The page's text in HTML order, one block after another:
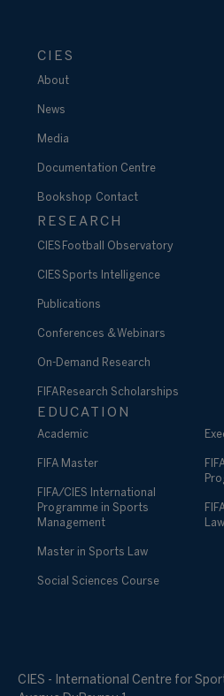
CIES
About
News
Media
Documentation Centre
Bookshop Contact
RESEARCH
CIES Football Observatory
CIES Sports Intelligence
Publications
Conferences & Webinars
On-Demand Research
FIFA Research Scholarships
EDUCATION
Academic
FIFA Master
FIFA/CIES International
Programme in Sports
Management
Master in Sports Law
Social Sciences Course
Law
CIES - International Centre for